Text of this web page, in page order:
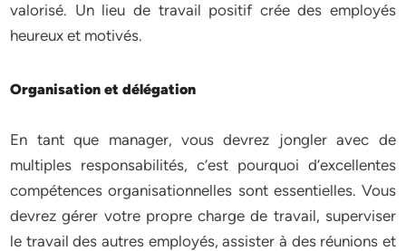
valorisé. Un lieu de travail positif crée des employés
heureux et motivés.
Organisation et délégation
En tant que manager, vous devrez jongler avec de
multiples responsabilités, c’est pourquoi d’excellentes
compétences organisationnelles sont essentielles. Vous
devrez gérer votre propre charge de travail, superviser
le travail des autres employés, assister à des réunions et